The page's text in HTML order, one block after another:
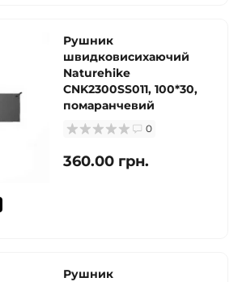
Рушник
швидковисихаючий
Naturehike
CNK2300SS011, 100*30,
помаранчевий
0
360.00 грн.
Рушник